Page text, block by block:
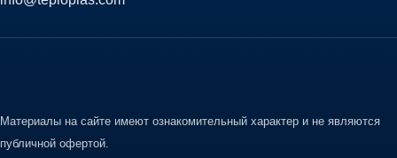
Материалы на сайте имеют ознакомительный характер и не являются
публичной офертой.